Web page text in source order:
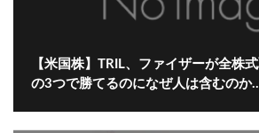
【米国株】TRIL、ファイザーが全株
の3つで勝てるのになぜ人は含むのか